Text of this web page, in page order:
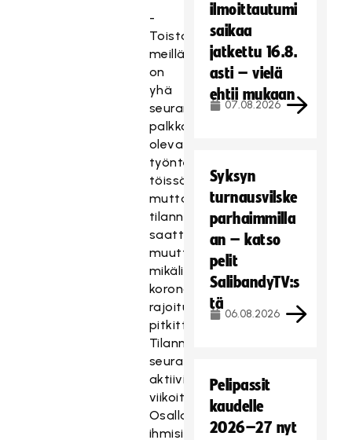
-
Toistaiseksi
meillä
on
yhä
seuran
palkkalistoilla
olevat
työntekijät
töissä,
mutta
tilanne
saattaa
muuttua,
mikäli
koronaepidemian
rajoitusvaikutukset
pitkittyvät.
Tilannetta
seurataan
aktiivisesti
viikoittain.
Osalla
ihmisistä
ilmoittautumi
saikaa
jatkettu 16.8.
asti – vielä
ehtii mukaan
07.08.2026
Syksyn
turnausvilske
parhaimmilla
an – katso
pelit
SalibandyTV:s
tä
06.08.2026
Pelipassit
kaudelle
2026–27 nyt